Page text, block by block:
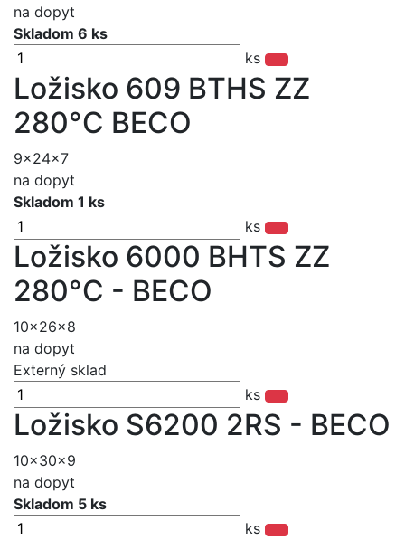
na dopyt
Skladom 6 ks
ks
Ložisko 609 BTHS ZZ
280°C BECO
9x24x7
na dopyt
Skladom 1 ks
ks
Ložisko 6000 BHTS ZZ
280°C - BECO
10x26x8
na dopyt
Externý sklad
ks
Ložisko S6200 2RS - BECO
10x30x9
na dopyt
Skladom 5 ks
ks